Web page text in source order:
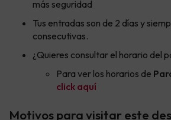
más seguridad
Tus entradas son de 2 días y
consecutivas.
¿Quieres consultar el horario del
Para ver los horarios de
click aquí
Motivos para visitar este